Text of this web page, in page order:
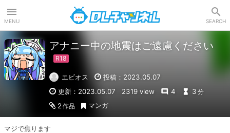
MENU SEARCH
アナニー中の地震はご遠慮ください
エビオス
投稿：2023.05.07
更新：2023.05.07
2319 view 4 3 分
2 作品 マンガ
マジで焦ります